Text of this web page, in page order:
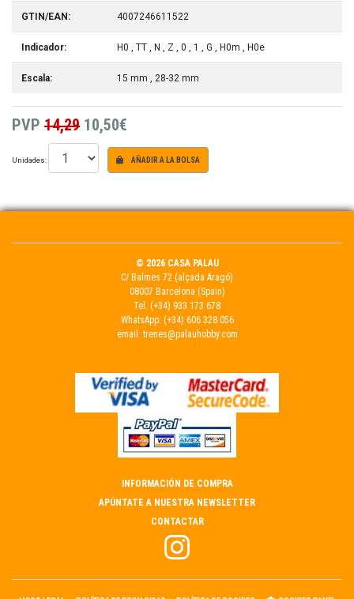
GTIN/EAN: 4007246611522
Indicador: H0 , TT , N , Z , 0 , 1 , G , H0m , H0e
Escala: 15 mm , 28-32 mm
PVP 14,29 10,50€
Unidades: AÑADIR A LA BOLSA
© 2026 CASA PALAU
C/ Balmes 72 (alçada Aragó)
08007 Barcelona (Spain)
Tel. (+34) 933 173 678
WhatsApp: (+34) 606 328 056
email: trenes@palauhobby.com
INFORMACIÓN DE COMPRA
APÚNTATE A NUESTRA NEWSLETTER
CONTACTAR